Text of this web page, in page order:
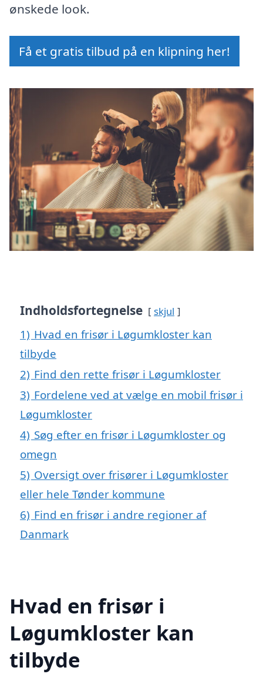
ønskede look.
Få et gratis tilbud på en klipning her!
Indholdsfortegnelse skjul
1) Hvad en frisør i Løgumkloster kan
tilbyde
2) Find den rette frisør i Løgumkloster
3) Fordelene ved at vælge en mobil frisør i
Løgumkloster
4) Søg efter en frisør i Løgumkloster og
omegn
5) Oversigt over frisører i Løgumkloster
eller hele Tønder kommune
6) Find en frisør i andre regioner af
Danmark
Hvad en frisør i
Løgumkloster kan
tilbyde